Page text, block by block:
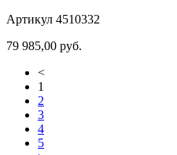
Артикул 4510332
79 985,00 руб.
<
1
2
3
4
5